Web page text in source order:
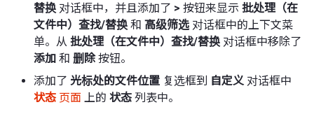
替换 对话框中，并且添加了 > 按钮来显示 批处理（在
文件中）查找/替换 和 高级筛选 对话框中的上下文菜
单。从 批处理（在文件中）查找/替换 对话框中移除了
添加 和 删除按钮。
添加了 光标处的文件位置 复选框到 自定义 对话框中
状态 页面 上的 状态 列表中。